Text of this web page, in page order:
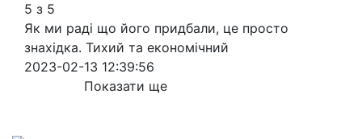
5 з 5
Як ми раді що його придбали, це просто
знахідка. Тихий та економічний
2023-02-13 12:39:56
Показати ще